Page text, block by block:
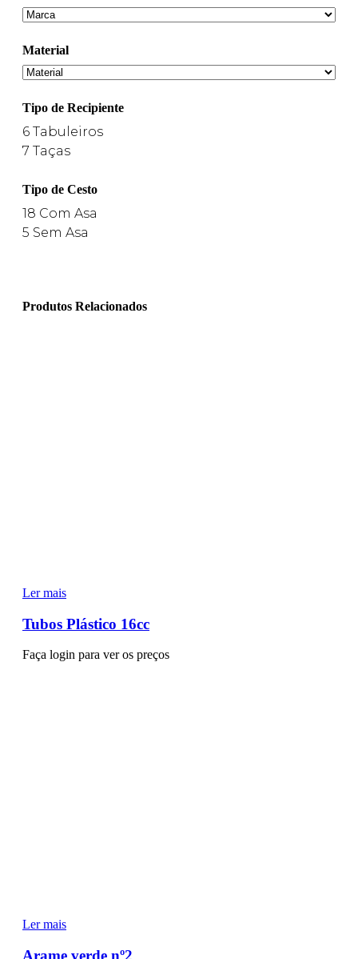
Material
Tipo de Recipiente
6 Tabuleiros
7 Taças
Tipo de Cesto
18 Com Asa
5 Sem Asa
Produtos Relacionados
Ler mais
Tubos Plástico 16cc
Faça login para ver os preços
Ler mais
Arame verde nº2